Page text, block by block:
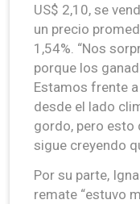
US$ 2,10, se
un precio
1,54%. “Nos
porque los
Estamos frente
desde el lado
gordo, pero esto
sigue creyendo
Por su parte,
remate “estuvo